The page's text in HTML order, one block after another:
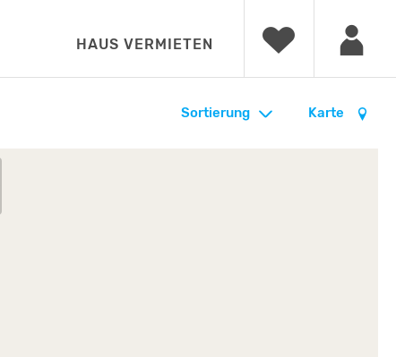
HAUS VERMIETEN
Karte
Sortierung